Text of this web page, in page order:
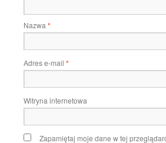
Nazwa *
Adres e-mail *
Witryna internetowa
Zapamiętaj moje dane w tej